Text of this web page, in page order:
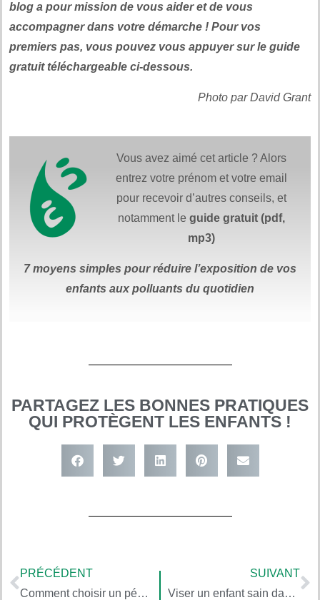
blog a pour mission de vous aider et de vous
accompagner dans votre démarche ! Pour vos
premiers pas, vous pouvez vous appuyer sur le guide
gratuit téléchargeable ci-dessous.
Photo par David Grant
Vous avez aimé cet article ? Alors
entrez votre prénom et votre email
pour recevoir d’autres conseils, et
notamment le guide gratuit (pdf,
mp3)
7 moyens simples pour réduire l’exposition de vos
enfants aux polluants du quotidien
PARTAGEZ LES BONNES PRATIQUES
QUI PROTÈGENT LES ENFANTS !
PRÉCÉDENT
Comment choisir un pédiatre « vert », compétent en santé-environnement ?
SUIVANT
Viser un enfant sain dans un monde sain, avec Christopher Gavigan (5/5)